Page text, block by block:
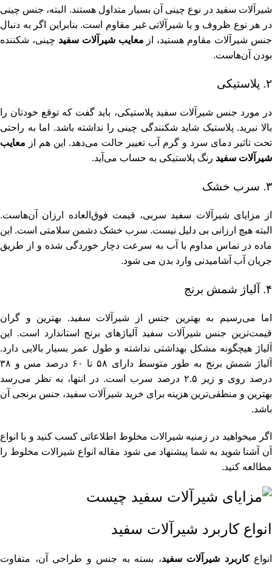
شیرآلات سفید در نوع چینی آن بسیار متداول هستند. البته، جنس چینی
در هر نوع ظروف و یا شیرآلاتی غیر مقاوم است. بنابراین اگر به دنبال
جنس شیرآلات مقاوم هستید، از معایب شیرآلات سفید چینی، شکننده
بودن آن‌هاست.
۲. پلاستیکی
در مورد جنس شیرآلات سفید پلاستیکی، باید گفت که توقع خودتان را
بالا نبرید. پلاستیک شاید شکنندگی چینی را نداشته باشد. اما به راحتی
تحت تاثیر دمای سرد و گرم آب تغییر حالت می‌دهد. این هم از معایب
شیرآلات سفید رنگ پلاستیکی به حساب می‌آید.
۳. سرب خشک
از مزایای شیرآلات سفید سربی، قیمت فوق‌العاده ارزان آن‌هاست.
البته هیچ ارزانی بی دلیل نیست. سرب خشک دشمن سلامتی است. این
ماده در تماس مداوم با آب به سرعت دچار خوردگی شده و از طریق
جریان آب آشامیدنی وارد بدن می شود.
۴. آلیاژ شمش برنج
اما می‌رسیم به بهترین جنس از شیرآلات سفید. بهترین و گران
قیمت‌ترین جنس شیرآلات سفید آلیاژهای برنج استاندارد است. این
آلیاژ هیچگونه مشکل بهداشتی نداشته و طول عمر بسیار بالایی دارد.
آلیاژ شمش برنج به طور متوسط دارای ۵۸ تا ۶۰ درصد مس و ۳۸
درصد روی و زیر ۲.۵ درصد سرب است. در انتها، به نظر می‌رسد
بهترین و منطقی‌ترین هزینه برای خرید شیرآلات سفید، جنس برنجی آن
باشد.
اگر میخواهید در زمنیه شیرالات مخلوط اطلاعاتی کسب کنید و با انواع
آن آشنا شوید به شما پیشنهاد می شود مقاله انواع شیرالات مخلوط را
مطالعه کنید.
انواع کاربرد شیرآلات سفید
انواعکاربرد شیرآلات سفید، بسته به جنس و طراحی آن، متفاوت